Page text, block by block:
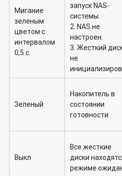
Мигание
зеленым
цветом с
интервалом
0,5 с.
запуск NAS-
системы.
2. NAS не
настроен.
3. Жесткий
не
Зеленый
Накопитель в
состоянии
готовности
Выкл
Все жесткие
диски
режиме